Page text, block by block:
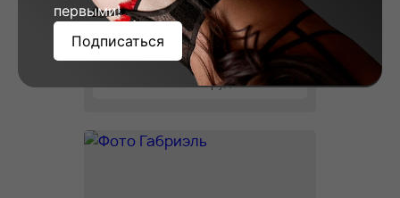
Вера, 23
Вес: 58 Грудь: 2
первыми!
Подписаться